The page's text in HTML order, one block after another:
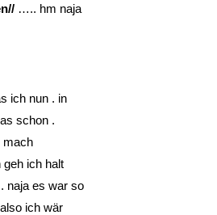
….. hm naja
ich nun . in
schon .
mach
ich halt
naja es war so
ich wär